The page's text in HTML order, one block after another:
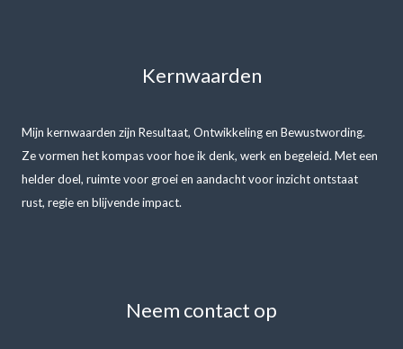
Kernwaarden
Mijn kernwaarden zijn Resultaat, Ontwikkeling en Bewustwording.
Ze vormen het kompas voor hoe ik denk, werk en begeleid. Met een
helder doel, ruimte voor groei en aandacht voor inzicht ontstaat
rust, regie en blijvende impact.
Neem contact op